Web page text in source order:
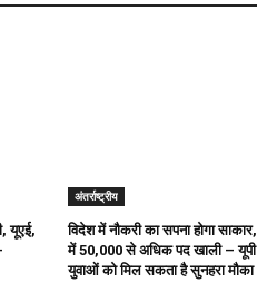
यूएई,
अंतर्राष्ट्रीय
विदेश में नौकरी का सपना होगा
में 50,000 से अधिक पद खाली –
युवाओं को मिल सकता है सुनहरा मौका